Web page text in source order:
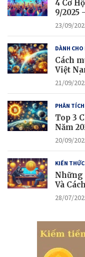
4 Cơ
9/2025
23/09/
DÀNH
Cách
Việt
mới bắt
21/09/
PHÂN TÍCH
Top 3
Năm
20/09/
KIẾN THỨC
Những
Và
28/07/